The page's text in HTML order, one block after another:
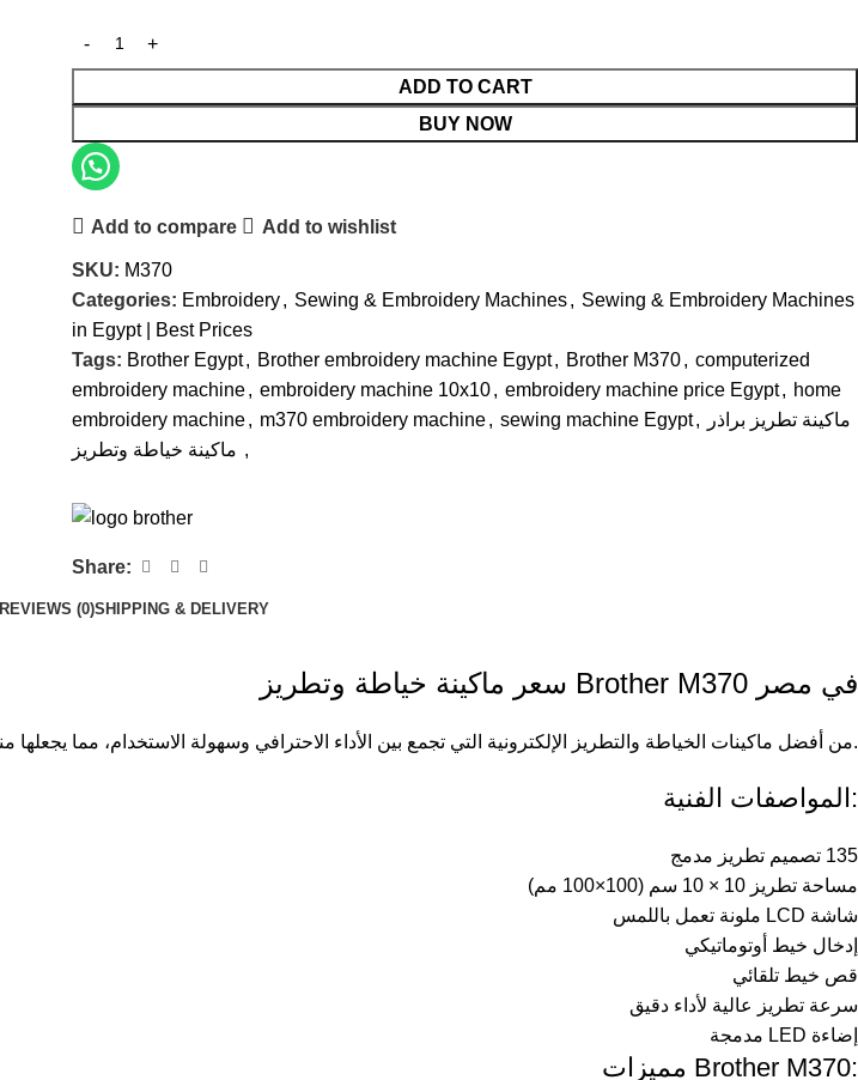
ADD TO CART
BUY NOW
Add to compare Add to wishlist
SKU: M370
Categories: Embroidery, Sewing & Embroidery Machines, Sewing & Embroidery Machines
in Egypt | Best Prices
Tags: Brother Egypt, Brother embroidery machine Egypt, Brother M370, computerized
embroidery machine, embroidery machine 10x10, embroidery machine price Egypt, home
embroidery machine, m370 embroidery machine, sewing machine Egypt,
ماكينة تطريز براذر
, ماكينة خياطة وتطريز
Share:
REVIEWS (0)SHIPPING & DELIVERY
سعر ماكينة خياطة وتطريز Brother M370 في مصر
من أفضل ماكينات الخياطة والتطريز الإلكترونية التي تجمع بين الأداء الاحترافي وسهولة الاستخدام، مما يجعلها مناسبة للمشروعات المنزلية ومشاغل التطريز الصغيرة في مصر.
المواصفات الفنية:
135 تصميم تطريز مدمج
مساحة تطريز 10 × 10 سم (100×100 مم)
شاشة LCD ملونة تعمل باللمس
إدخال خيط أوتوماتيكي
قص خيط تلقائي
سرعة تطريز عالية لأداء دقيق
إضاءة LED مدمجة
مميزات Brother M370: